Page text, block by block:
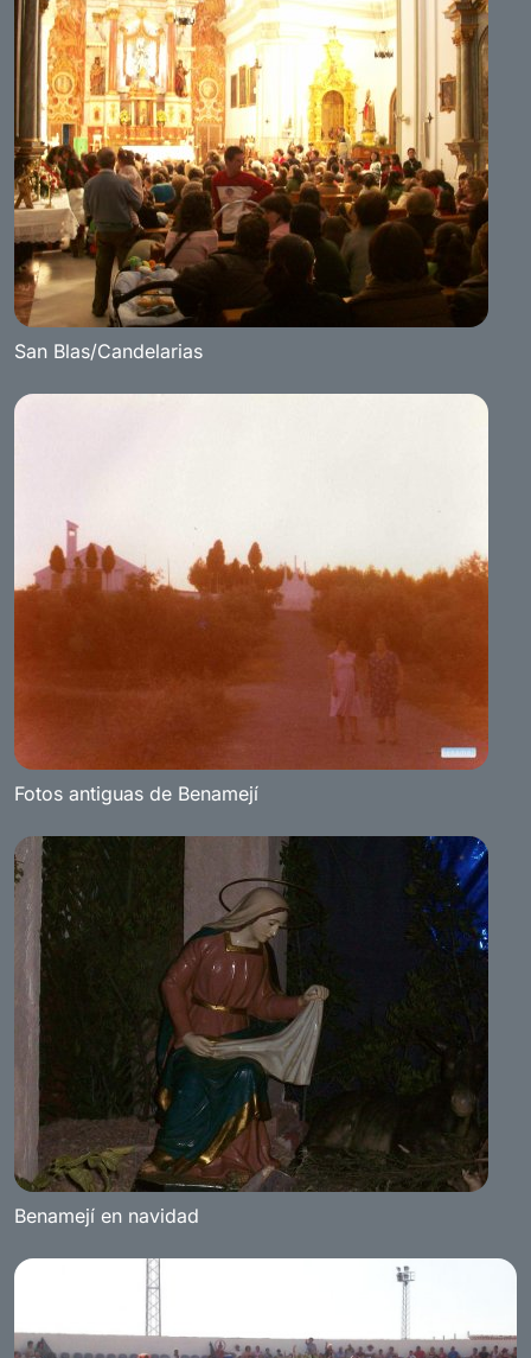
San Blas/Candelarias
Fotos antiguas de Benamejí
Benamejí en navidad